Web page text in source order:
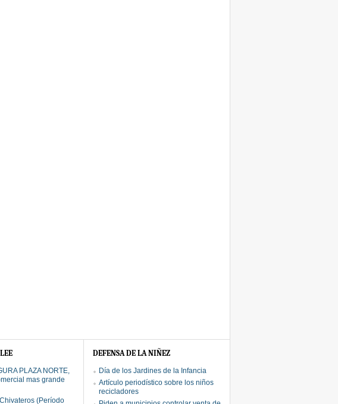
PLAZA NORTE,
mas grande
(Período
DEFENSA DE LA NIÑEZ
Día de los Jardines de la Infancia
Artículo periodístico sobre los niños
recicladores